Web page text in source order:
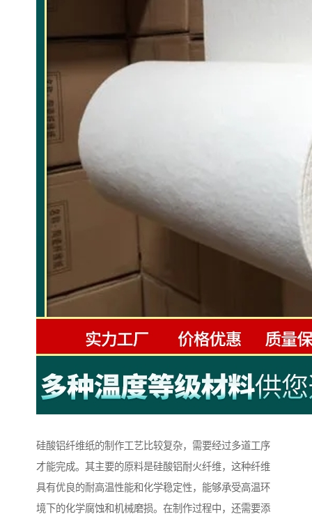
硅酸铝纤维纸的制作工艺比较复杂，需要经过多道工序
才能完成。其主要的原料是硅酸铝耐火纤维，这种纤维
具有优良的耐高温性能和化学稳定性，能够承受高温环
境下的化学腐蚀和机械磨损。在制作过程中，还需要添